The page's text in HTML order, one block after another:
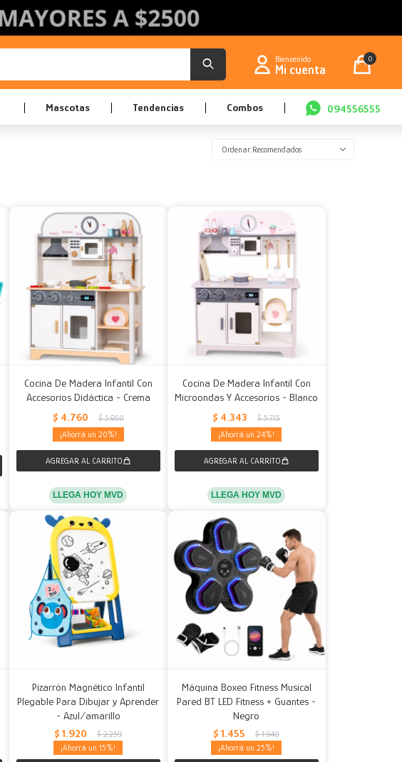
Mascotas Tendencias Combos 094556555
0
Recomendados
Cocina De Madera Infantil Con
Accesorios Didáctica - Crema
$ 4.760 $ 5.950
20
LLEGA HOY MVD
Cocina De Madera Infantil Con
Microondas Y Accesorios - Blanco
$ 4.343 $ 5.715
24
LLEGA HOY MVD
Pizarrón Magnético Infantil
Plegable Para Dibujar y Aprender
- Azul/amarillo
$ 1.920 $ 2.259
15
Máquina Boxeo Fitness Musical
Pared BT LED Fitness + Guantes -
Negro
$ 1.455 $ 1.940
25